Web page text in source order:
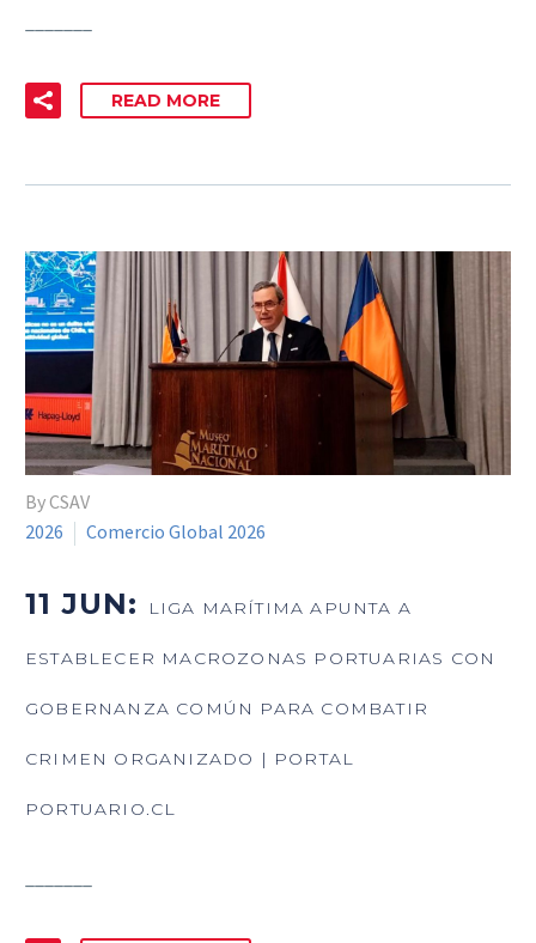
READ MORE
By CSAV
2026
Comercio Global 2026
11 JUN: LIGA MARÍTIMA APUNTA A
ESTABLECER MACROZONAS PORTUARIAS CON
GOBERNANZA COMÚN PARA COMBATIR
CRIMEN ORGANIZADO | PORTAL
PORTUARIO.CL